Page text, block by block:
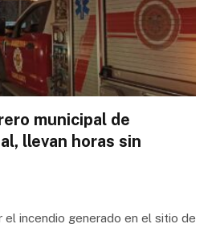
municipal de
llevan horas sin
el incendio generado en el sitio de